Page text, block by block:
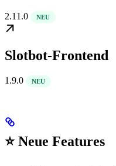
2.11.0 NEU
Slotbot-Frontend
1.9.0 NEU
⭐ Neue Features